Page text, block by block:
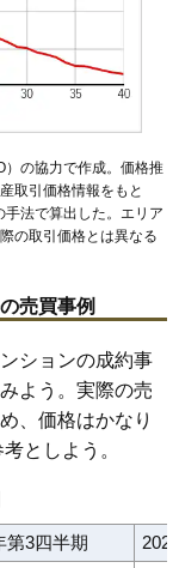
の協力で作成。価格推
取引価格情報をもと
法で算出した。エリア
の取引価格とは異なる
売買事例
ションの成約事
よう。実際の売
、価格はかなり
としよう。
第3四半期